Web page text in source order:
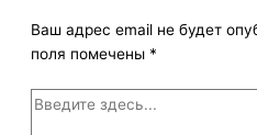
Ваш адрес email не будет
поля помечены *
Введите